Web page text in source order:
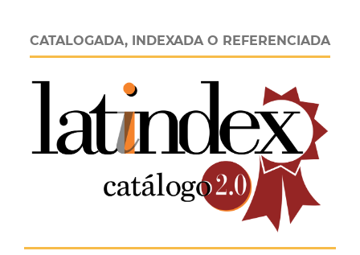
CATALOGADA, INDEXADA O REFERENCIADA